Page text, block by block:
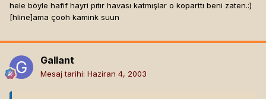
hele böyle hafif hayri pıtır havası katmışlar o koparttı beni zaten.:)
[hline]ama çooh kamink suun
Gallant
Mesaj tarihi: Haziran 4, 2003